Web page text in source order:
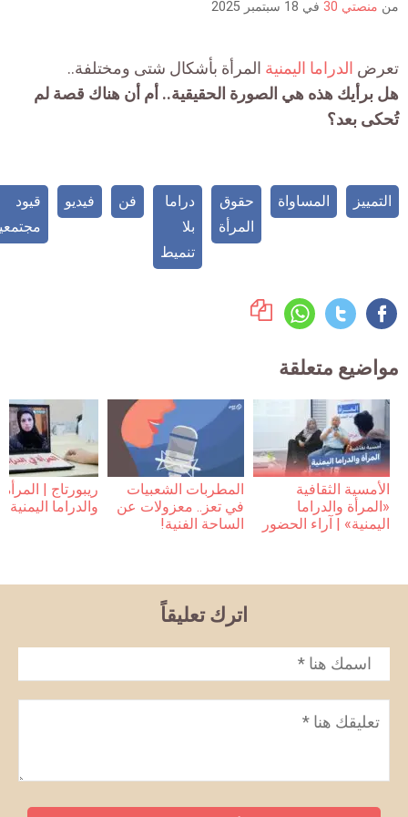
منصتي 30 في 18 سبتمبر 2025
الدراما اليمنيةالمرأة بأشكال شتى ومختلفة..
برأيك هذه هي الصورة الحقيقية.. أم أن هناك قصة لم
بعد؟
المساواة
حقوق
المرأة
دراما
بلا
تنميط
فيديو
قيود
مجتمعية
متعلقة
الثقافية
والدراما
| آراء الحضور
المطربات الشعبيات
في تعز.. معزولات عن
الساحة الفنية!
ريبورتاج | المرأة
والدراما اليمنية
اترك تعليقاً
*